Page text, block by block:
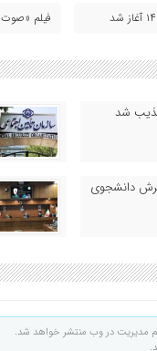
فیلم «صوت
شد
دانشجوی
مدیریت در وب منتشر خواهد شد.